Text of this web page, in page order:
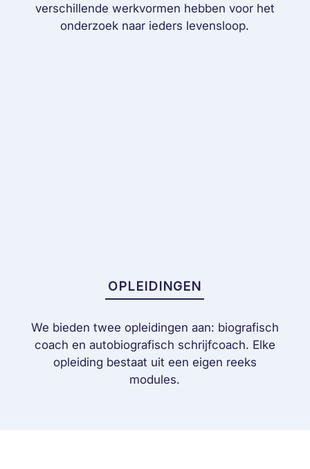
verschillende werkvormen hebben voor het
onderzoek naar ieders levensloop.
OPLEIDINGEN
We bieden twee opleidingen aan: biografisch
coach en autobiografisch schrijfcoach. Elke
opleiding bestaat uit een eigen reeks
modules.